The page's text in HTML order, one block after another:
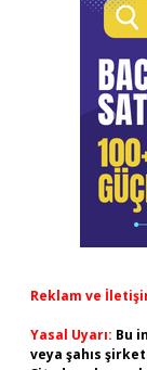
Reklam ve
Yasal Uyarı: Bu
veya şahıs